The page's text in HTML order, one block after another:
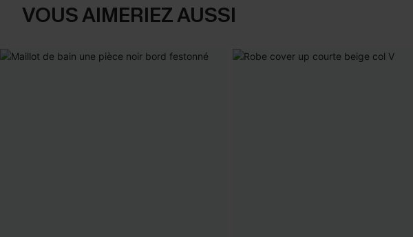
VOUS AIMERIEZ AUSSI